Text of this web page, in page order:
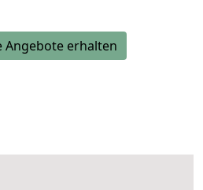
Angebote erhalten